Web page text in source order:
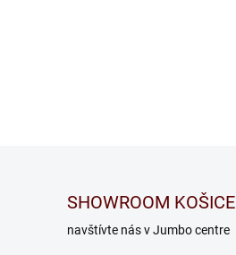
SHOWROOM KOŠICE
navštívte nás v Jumbo centre